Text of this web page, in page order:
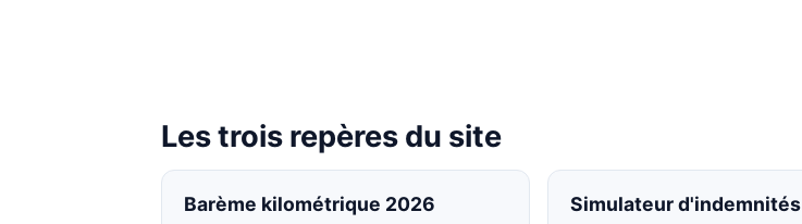
Les trois repères du site
Barème kilométrique 2026 Simulateur d'indemnités